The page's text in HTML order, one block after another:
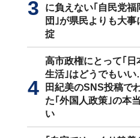
に負えない｢自民党福
団｣が県民よりも大事
掟
高市政権にとって｢日
生活｣はどうでもい
田紀美のSNS投稿で
た｢外国人政策｣の本
い